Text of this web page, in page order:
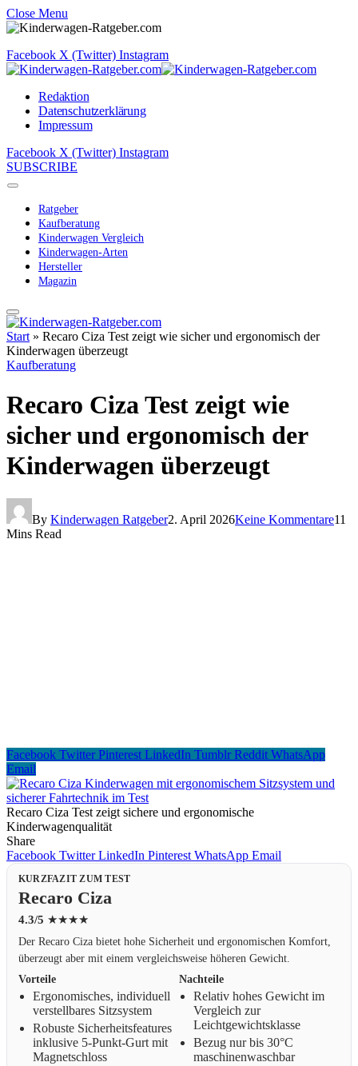
Close Menu
Facebook X (Twitter) Instagram
Redaktion
Datenschutzerklärung
Impressum
Facebook X (Twitter) Instagram
SUBSCRIBE
Ratgeber
Kaufberatung
Kinderwagen Vergleich
Kinderwagen-Arten
Hersteller
Magazin
Start » Recaro Ciza Test zeigt wie sicher und ergonomisch der
Kinderwagen überzeugt
Kaufberatung
Recaro Ciza Test zeigt wie
sicher und ergonomisch der
Kinderwagen überzeugt
By Kinderwagen Ratgeber2. April 2026Keine Kommentare11
Mins Read
Facebook Twitter Pinterest LinkedIn Tumblr Reddit WhatsApp
Email
Recaro Ciza Test zeigt sichere und ergonomische
Kinderwagenqualität
Share
Facebook Twitter LinkedIn Pinterest WhatsApp Email
KURZFAZIT ZUM TEST
Recaro Ciza
4.3/5 ★★★★
Der Recaro Ciza bietet hohe Sicherheit und ergonomischen Komfort,
überzeugt aber mit einem vergleichsweise höheren Gewicht.
Vorteile
Ergonomisches, individuell
verstellbares Sitzsystem
Robuste Sicherheitsfeatures
inklusive 5-Punkt-Gurt mit
Magnetschloss
Nachteile
Relativ hohes Gewicht im
Vergleich zur
Leichtgewichtsklasse
Bezug nur bis 30°C
maschinenwaschbar